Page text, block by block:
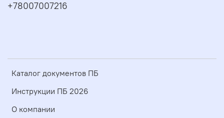
Каталог документов ПБ
Инструкции ПБ 2026
О компании
+78007007216